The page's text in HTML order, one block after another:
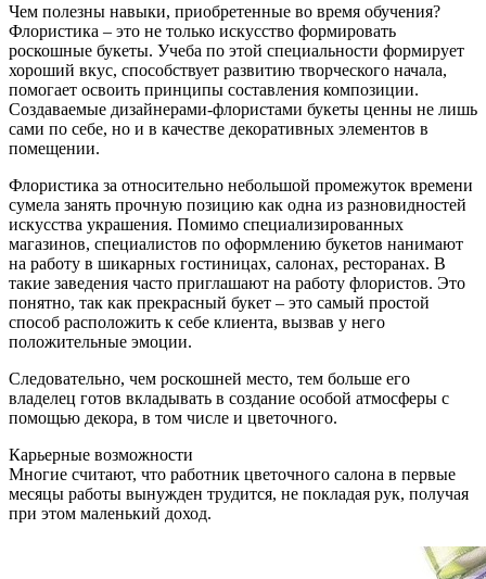
Чем полезны навыки, приобретенные во время обучения?
Флористика – это не только искусство формировать
роскошные букеты. Учеба по этой специальности формирует
хороший вкус, способствует развитию творческого начала,
помогает освоить принципы составления композиции.
Создаваемые дизайнерами-флористами букеты ценны не лишь
сами по себе, но и в качестве декоративных элементов в
помещении.
Флористика за относительно небольшой промежуток времени
сумела занять прочную позицию как одна из разновидностей
искусства украшения. Помимо специализированных
магазинов, специалистов по оформлению букетов нанимают
на работу в шикарных гостиницах, салонах, ресторанах. В
такие заведения часто приглашают на работу флористов. Это
понятно, так как прекрасный букет – это самый простой
способ расположить к себе клиента, вызвав у него
положительные эмоции.
Следовательно, чем роскошней место, тем больше его
владелец готов вкладывать в создание особой атмосферы с
помощью декора, в том числе и цветочного.
Карьерные возможности
Многие считают, что работник цветочного салона в первые
месяцы работы вынужден трудится, не покладая рук, получая
при этом маленький доход.